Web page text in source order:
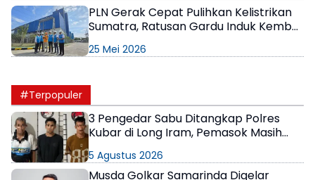
PLN Gerak Cepat Pulihkan Kelistrikan
Sumatra, Ratusan Gardu Induk Kembali
25 Mei 2026
#Terpopuler
3 Pengedar Sabu Ditangkap Polres
Kubar di Long Iram, Pemasok Masih
5 Agustus 2026
Musda Golkar Samarinda Digelar